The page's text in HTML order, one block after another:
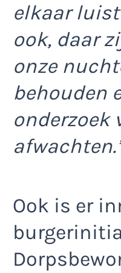
elkaar
ook, daar
onze
behouden
onderzoek
Ook is er